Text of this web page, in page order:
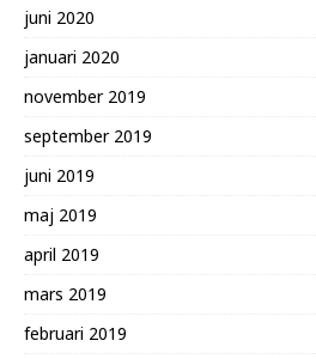
juni 2020
januari 2020
november 2019
september 2019
juni 2019
maj 2019
april 2019
mars 2019
februari 2019